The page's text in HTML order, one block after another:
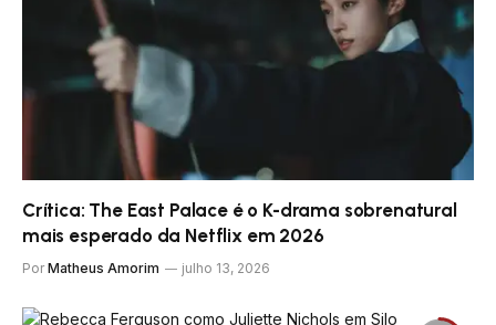
Crítica: The East Palace é o K-drama sobrenatural
mais esperado da Netflix em 2026
Por Matheus Amorim julho 13, 2026